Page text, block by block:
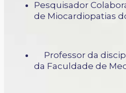
Pesquisador
de Miocardiopatias
Professor da
da Faculdade de